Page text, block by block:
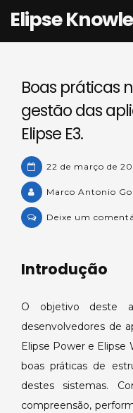
Elipse
Boas práticas
gestão das
Elipse E3.
22 de março de
Marco Antonio
Deixe um
Introdução
O objetivo deste
desenvolvedores de
Elipse Power e Elipse
boas práticas de
destes sistemas.
compreensão,